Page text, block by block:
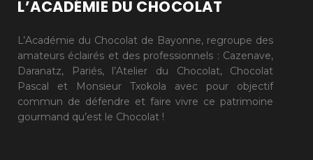
L’ACADÉMIE DU CHOCOLAT
L’Académie du Chocolat de Bayonne, regroupe des
amateurs éclairés et des professionnels : Cazenave,
Daranatz, Pariés, l’Atelier du Chocolat, Chocolat
Pascal et Monsieur Txokola avec pour objectif
commun de défendre et faire vivre ce patrimoine
gourmand qu’est le Chocolat !